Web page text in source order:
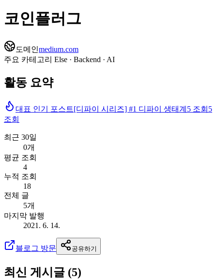
코인플러그
도메인medium.com
주요 카테고리 Else · Backend · AI
활동 요약
대표 인기 포스트[디파이 시리즈] #1 디파이 생태계 5 조회 5
조회
최근 30일
0개
평균 조회
4
누적 조회
18
전체 글
5개
마지막 발행
2021. 6. 14.
블로그 방문 공유하기
최신 게시글 (5)